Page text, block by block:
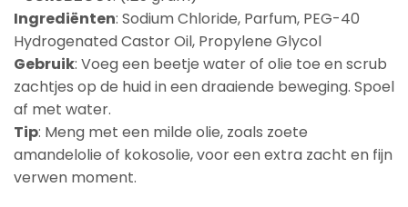
Ingrediënten: Sodium Chloride, Parfum, PEG-40
Hydrogenated Castor Oil, Propylene Glycol
Gebruik: Voeg een beetje water of olie toe en scrub
zachtjes op de huid in een draaiende beweging. Spoel
af met water.
Tip: Meng met een milde olie, zoals zoete
amandelolie of kokosolie, voor een extra zacht en fijn
verwen moment.